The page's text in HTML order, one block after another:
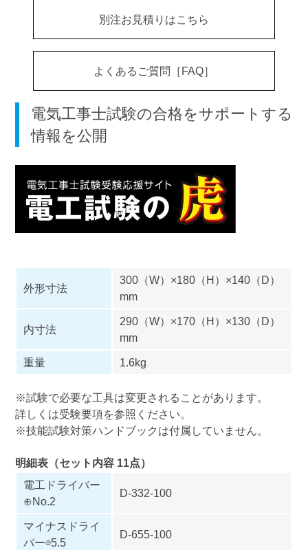
別注お見積りはこちら
よくあるご質問［FAQ］
電気工事士試験の合格をサポートする
情報を公開
外形寸法
300（W）×180（H）×140（D）
mm
内寸法
290（W）×170（H）×130（D）
mm
重量
1.6kg
※試験で必要な工具は変更されることがあります。
詳しくは受験要項を参照ください。
※技能試験対策ハンドブックは付属していません。
明細表（セット内容 11点）
電工ドライバー
⊕No.2
D-332-100
マイナスドライ
バー⊖5.5
D-655-100